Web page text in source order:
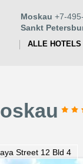
Moskau +7-
Sankt
ALLE HOTELS
Street 12 Bld 4